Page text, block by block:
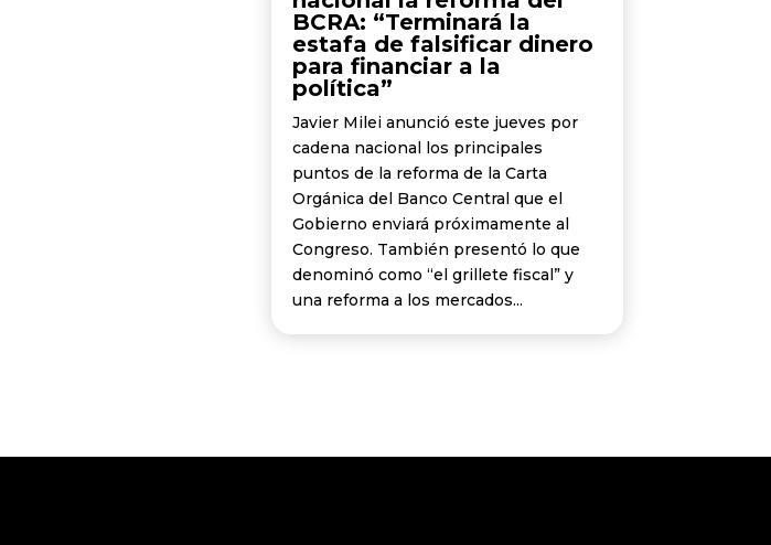
BCRA: “Terminará la
estafa de falsificar dinero
para financiar a la
política”
Javier Milei anunció este jueves por
cadena nacional los principales
puntos de la reforma de la Carta
Orgánica del Banco Central que el
Gobierno enviará próximamente al
Congreso. También presentó lo que
denominó como “el grillete fiscal” y
una reforma a los mercados...